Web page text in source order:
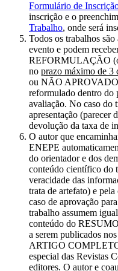
Formulário de
inscrição e o
Trabalho, onde será
Todos os trabalhos
evento e podem
REFORMULAÇÃO (o
no prazo máximo de 3
ou NÃO
reformulado dentro do
avaliação. No caso do
apresentação
devolução da taxa de
O autor que
ENEPE
do orientador e dos
conteúdo científico do
veracidade das
trata de artefato) e
caso de aprovação
trabalho assumem
conteúdo do
a serem publicados
ARTIGO
especial das Revistas
editores. O autor e